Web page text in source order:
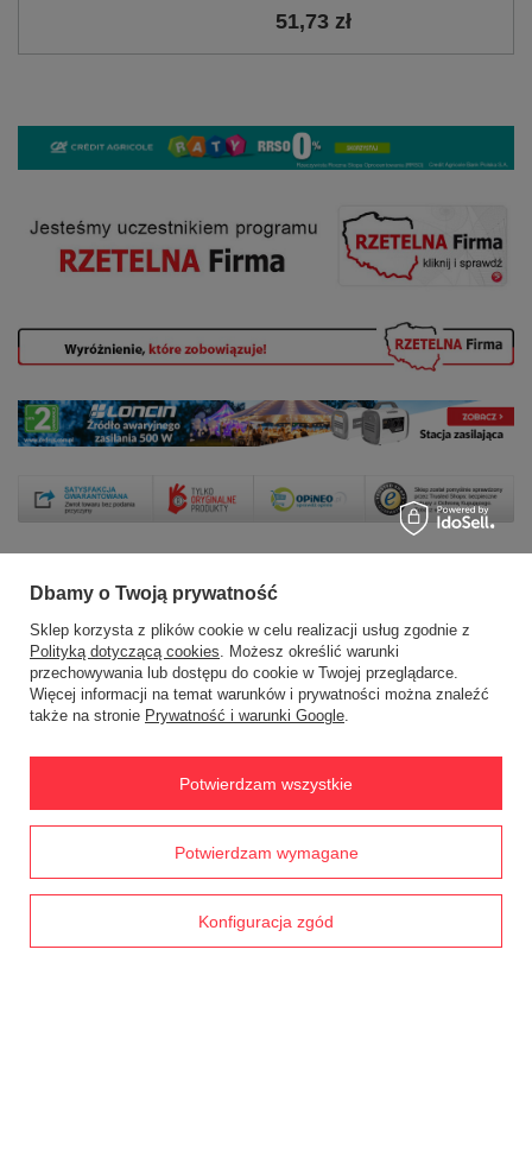
51,73 zł
Status zamówienia
Śledzenie przesyłki
Chcę zwrócić produkt
Kontakt
Konto
Dbamy o Twoją prywatność
Sklep korzysta z plików cookie w celu realizacji usług zgodnie z
Polityką dotyczącą cookies. Możesz określić warunki
przechowywania lub dostępu do cookie w Twojej przeglądarce.
Więcej informacji na temat warunków i prywatności można znaleźć
także na stronie Prywatność i warunki Google.
Potwierdzam wymagane
Konfiguracja zgód
Potwierdzam wszystkie